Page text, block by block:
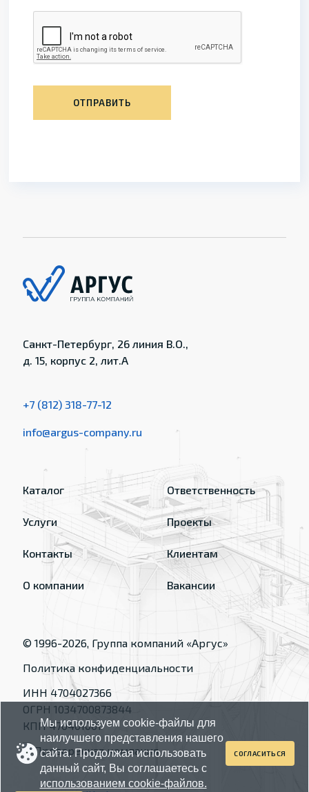
ОТПРАВИТЬ
Санкт-Петербург, 26 линия В.О.,
д. 15, корпус 2, лит.А
+7 (812) 318-77-12
info@argus-company.ru
Каталог
Услуги
Контакты
О компании
Ответственность
Проекты
Клиентам
Вакансии
© 1996-2026, Группа компаний «Аргус»
Политика конфиденциальности
ИНН 4704027366
ОГРН 1034700873844
КПП 470401001
Мы используем cookie-файлы для
наилучшего представления нашего
сайта. Продолжая использовать
данный сайт, Вы соглашаетесь с
использованием cookie-файлов.
СОГЛАСИТЬСЯ